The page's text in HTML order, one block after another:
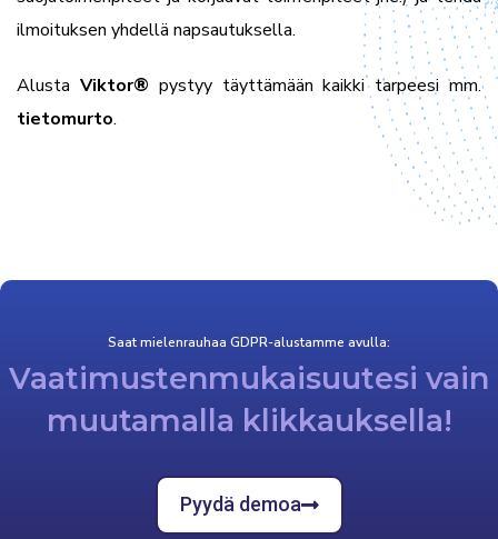
ilmoituksen yhdellä napsautuksella.
Alusta Viktor® pystyy täyttämään kaikki tarpeesi mm.
tietomurto.
Saat mielenrauhaa GDPR-alustamme avulla:
Vaatimustenmukaisuutesi vain
muutamalla klikkauksella!
Pyydä demoa